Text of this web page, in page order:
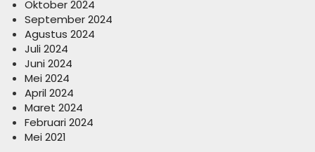
Oktober 2024
September 2024
Agustus 2024
Juli 2024
Juni 2024
Mei 2024
April 2024
Maret 2024
Februari 2024
Mei 2021